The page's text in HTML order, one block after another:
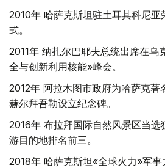
2010年 哈萨克斯坦驻土耳其科尼亚
式。
2011年 纳扎尔巴耶夫总统出席在乌
全与创新利用核能»峰会。
2012年 阿拉木图市政府为哈萨克著
赫尔拜吾勒设立纪念碑。
2016年 布拉拜国际自然风景区当选
游目的地排名前三。
2018年 哈萨克斯坦«全球火力»军